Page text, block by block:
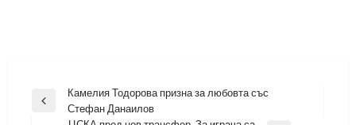
Навигация
Previous
Камелия Тодорова призна за любовта със
Стефан Данаилов